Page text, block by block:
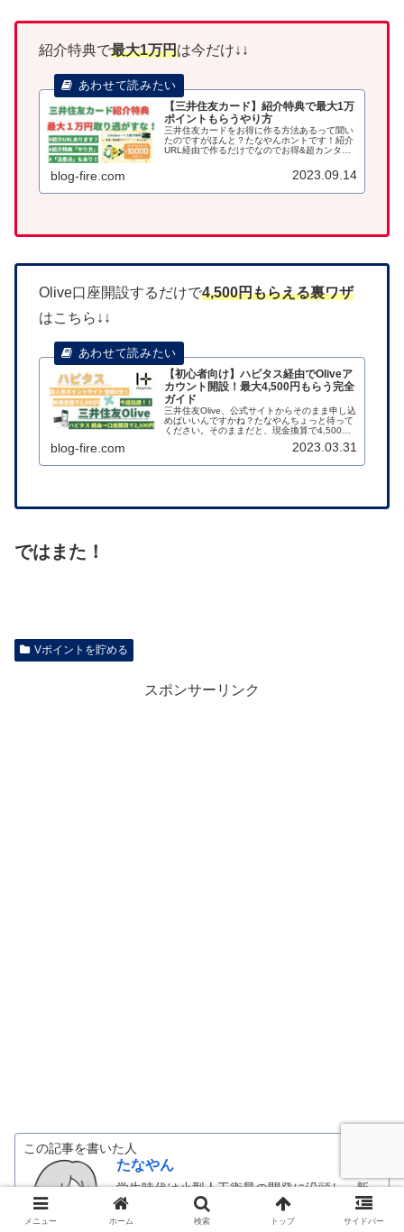
紹介特典で最大1万円は今だけ↓↓
【三井住友カード】紹介特典で最大1万
ポイントもらうやり方
三井住友カードをお得に作る方法あるって聞い
たのですがほんと？たなやんホントです！紹介
URL経由で作るだけでなのでお得&超カンタン
ード紹介規約違反（禁止事項第7条）となるた
blog-fire.com 2023.09.14
Olive口座開設するだけで4,500円もらえる裏ワザ
はこちら↓↓
【初心者向け】ハピタス経由でOliveア
カウント開設！最大4,500円もらう完全
ガイド
三井住友Olive、公式サイトからそのまま申し込
めばいいんですかね？たなやんちょっと待って
ください。そのままだと、現金換算で4,500円
す。三井住友Oliveは、ポイントサイト「ハピタ
blog-fire.com 2023.03.31
ではまた！
Vポイントを貯める
スポンサーリンク
この記事を書いた人
たなやん
学生時代は小型人工衛星の開発に没頭し、新
卒で日系大手化学メーカーへ。その後、さら
なる成長を求めてGAFAMに名を連ねる企業へ
メニュー ホーム 検索 トップ サイドバー